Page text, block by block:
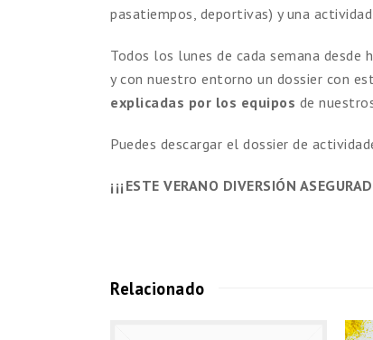
pasatiempos, deportivas) y una
Todos los lunes de cada semana
y con nuestro entorno un dossier con
explicadas por los equipos de
Puedes descargar el dossier de
¡¡¡ESTE VERANO DIVERSIÓN
Relacionado